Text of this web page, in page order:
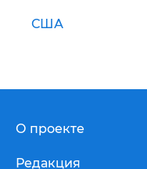
США
О проекте
Редакция